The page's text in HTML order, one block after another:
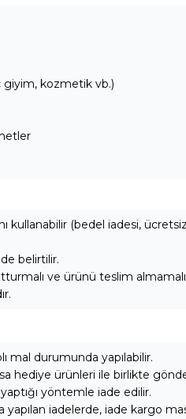
giyim, kozmetik vb.)
kullanabilir (bedel iadesi,
belirtilir.
ve ürünü teslim
mal durumunda yapılabilir.
hediye ürünleri ile birlikte
yöntemle iade edilir.
iadelerde, iade kargo